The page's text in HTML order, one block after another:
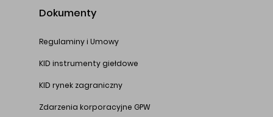
Dokumenty
Regulaminy i Umowy
KID instrumenty giełdowe
KID rynek zagraniczny
Zdarzenia korporacyjne GPW